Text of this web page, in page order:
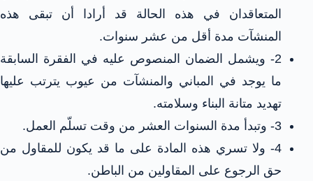
المتعاقدان في هذه الحالة قد أرادا أن تبقى هذه
المنشآت مدة أقل من عشر سنوات.
2- ويشمل الضمان المنصوص عليه في الفقرة السابقة
ما يوجد في المباني والمنشآت من عيوب يترتب عليها
تهديد متانة البناء وسلامته.
3- وتبدأ مدة السنوات العشر من وقت تسلّم العمل.
4- ولا تسري هذه المادة على ما قد يكون للمقاول من
حق الرجوع على المقاولين من الباطن.